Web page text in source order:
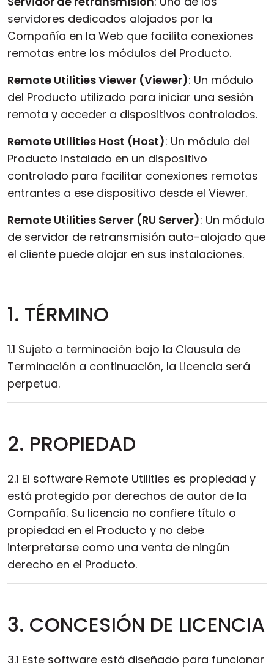
servidores dedicados alojados por la
Compañía en la Web que facilita conexiones
remotas entre los módulos del Producto.
Remote Utilities Viewer (Viewer): Un módulo
del Producto utilizado para iniciar una sesión
remota y acceder a dispositivos controlados.
Remote Utilities Host (Host): Un módulo del
Producto instalado en un dispositivo
controlado para facilitar conexiones remotas
entrantes a ese dispositivo desde el Viewer.
Remote Utilities Server (RU Server): Un módulo
de servidor de retransmisión auto-alojado que
el cliente puede alojar en sus instalaciones.
1. TÉRMINO
1.1 Sujeto a terminación bajo la Clausula de
Terminación a continuación, la Licencia será
perpetua.
2. PROPIEDAD
2.1 El software Remote Utilities es propiedad y
está protegido por derechos de autor de la
Compañía. Su licencia no confiere título o
propiedad en el Producto y no debe
interpretarse como una venta de ningún
derecho en el Producto.
3. CONCESIÓN DE LICENCIA
3.1 Este software está diseñado para funcionar